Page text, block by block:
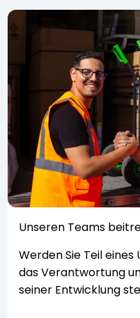
Unseren Teams
Werden Sie Teil
das Verantwortung
seiner Entwicklung